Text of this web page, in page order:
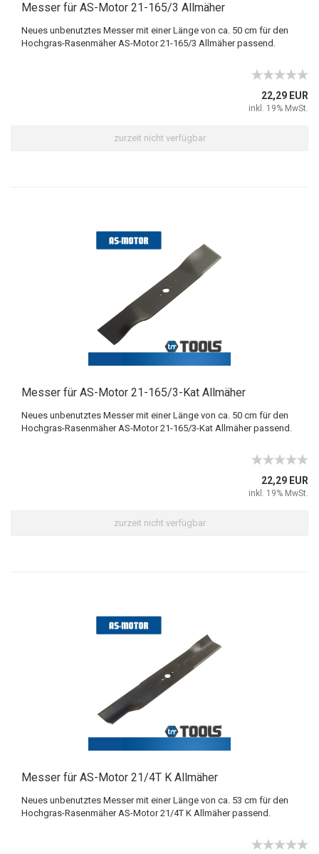
Messer für AS-Motor 21-165/3 Allmäher
Neues unbenutztes Messer mit einer Länge von ca. 50 cm für den
Hochgras-Rasenmäher AS-Motor 21-165/3 Allmäher passend.
22,29 EUR
inkl. 19% MwSt.
zurzeit nicht verfügbar
Messer für AS-Motor 21-165/3-Kat Allmäher
Neues unbenutztes Messer mit einer Länge von ca. 50 cm für den
Hochgras-Rasenmäher AS-Motor 21-165/3-Kat Allmäher passend.
22,29 EUR
inkl. 19% MwSt.
zurzeit nicht verfügbar
Messer für AS-Motor 21/4T K Allmäher
Neues unbenutztes Messer mit einer Länge von ca. 53 cm für den
Hochgras-Rasenmäher AS-Motor 21/4T K Allmäher passend.